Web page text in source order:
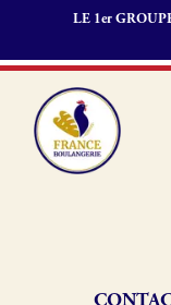
LE 1er
Je suis